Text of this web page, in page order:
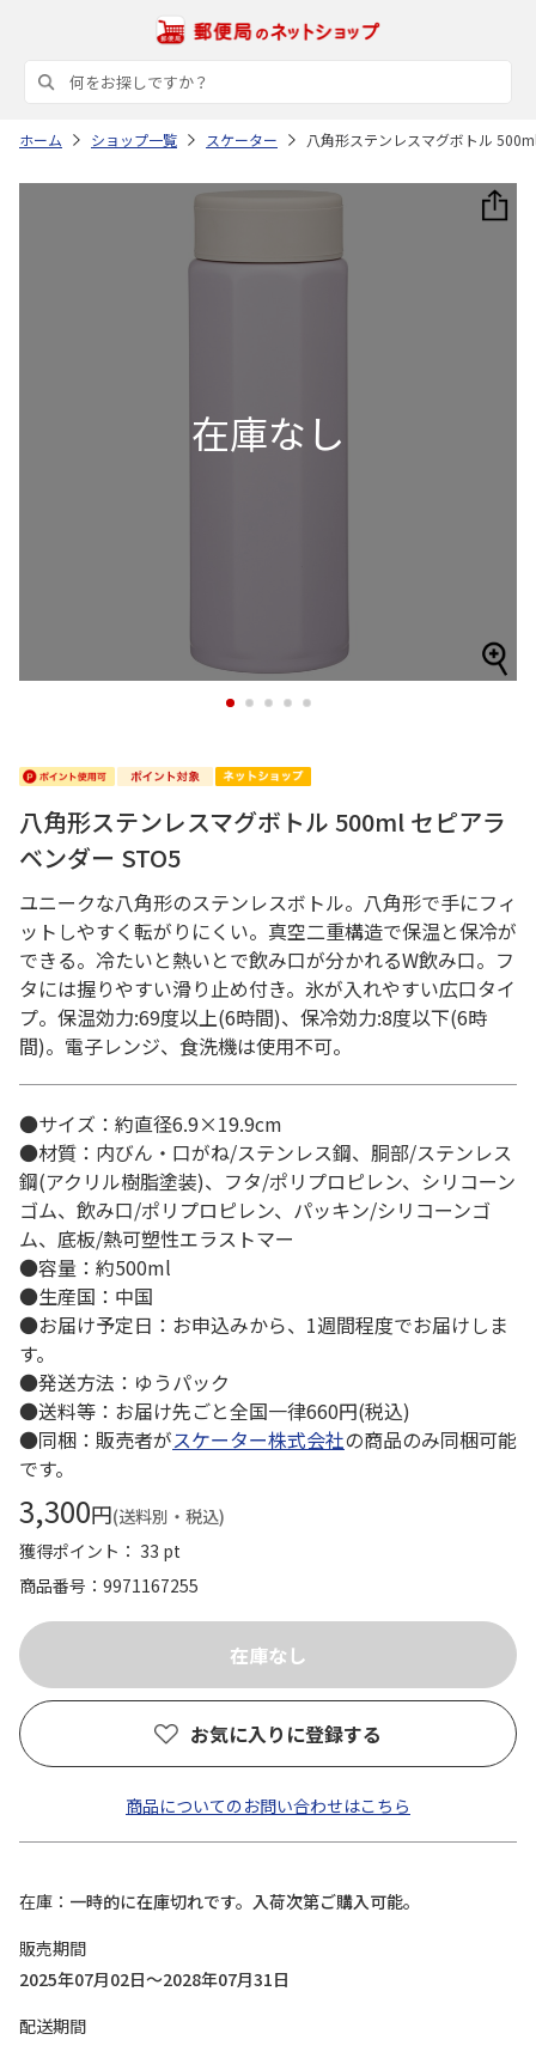
ホーム ショップ一覧 スケーター 八角形ステンレスマグボトル
1 2 3 4 5
八角形ステンレスマグボトル 500ml セピアラ
ベンダー STO5
ユニークな八角形のステンレスボトル。八角形で手にフィ
ットしやすく転がりにくい。真空二重構造で保温と保冷が
できる。冷たいと熱いとで飲み口が分かれるW飲み口。フ
タには握りやすい滑り止め付き。氷が入れやすい広口タイ
プ。保温効力:69度以上(6時間)、保冷効力:8度以下(6時
間)。電子レンジ、食洗機は使用不可。
●サイズ：約直径6.9×19.9cm
●材質：内びん・口がね/ステンレス鋼、胴部/ステンレス
鋼(アクリル樹脂塗装)、フタ/ポリプロピレン、シリコーン
ゴム、飲み口/ポリプロピレン、パッキン/シリコーンゴ
ム、底板/熱可塑性エラストマー
●容量：約500ml
●生産国：中国
●お届け予定日：お申込みから、1週間程度でお届けしま
す。
●発送方法：ゆうパック
●送料等：お届け先ごと全国一律660円(税込)
●同梱：販売者がスケーター株式会社の商品のみ同梱可能
です。
3,300円(送料別・税込)
獲得ポイント： 33 pt
商品番号
9971167255
お気に入りに登録する
商品についてのお問い合わせはこちら
在庫
一時的に在庫切れです。入荷次第ご購入可能。
販売期間
2025年07月02日～2028年07月31日
配送期間